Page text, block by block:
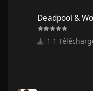
Deadpool &
1